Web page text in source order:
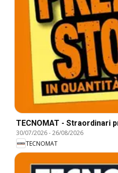
TECNOMAT - Straordinari
30/07/2026-26/08/2026
TECNOMAT